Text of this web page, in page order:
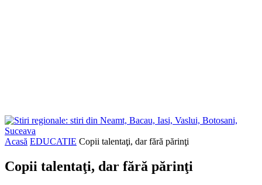
Acasă EDUCATIE Copii talentaţi, dar fără părinţi
Copii talentaţi, dar fără părinţi